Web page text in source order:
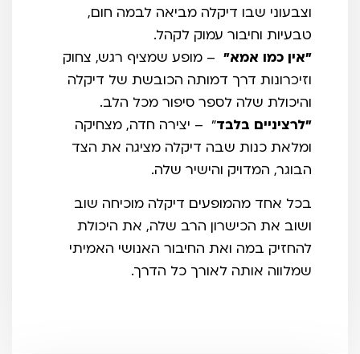
וצבעוני שבו דיקלה מביאה לבמה חום,
טבעיות וחיבור עמוק לקהל.
"אין כמו אמא” – מופע שמציף רגש, צחוק
וזיכרונות דרך דמותה הכובשת של דיקלה
והיכולת שלה לספר סיפור מכל הלב.
"לרציניים בלבד" – יצירה חדה, מצחיקה
ומלאת כנות שבה דיקלה מציגה את הצד
הבוגר, המדויק והישיר שלה.
בכל אחד מהמופעים דיקלה מוכיחה שוב
ושוב את הכישרון הרב שלה, את היכולת
להחזיק במה ואת החיבור האנושי האמיתי
שמלווה אותה לאורך כל הדרך.